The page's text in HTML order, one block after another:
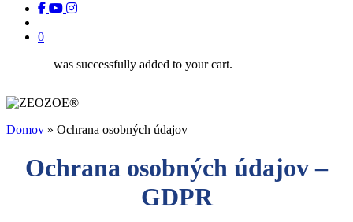
facebook
youtubeinstagram
tiktok
0
was successfully added to your cart.
Domov » Ochrana osobných údajov
Ochrana osobných údajov –
GDPR